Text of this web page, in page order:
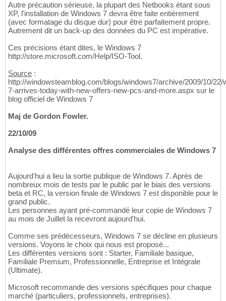
Autre précaution sérieuse, la plupart des Netbooks étant sous
XP, l'installation de Windows 7 devra être faite entièrement
(avec formatage du disque dur) pour être parfaitement propre.
Autrement dit un back-up des données du PC est impérative.
Ces précisions étant dites, le Windows 7
http://store.microsoft.com/Help/ISO-Tool.
Source :
http://windowsteamblog.com/blogs/windows7/archive/2009/10/22/
7-arrives-today-with-new-offers-new-pcs-and-more.aspx sur le
blog officiel de Windows 7
Maj de Gordon Fowler.
22/10/09
Analyse des différentes offres commerciales de Windows 7
Aujourd'hui a lieu la sortie publique de Windows 7. Après de
nombreux mois de tests par le public par le biais des versions
beta et RC, la version finale de Windows 7 est disponible pour le
grand public.
Les personnes ayant pré-commandé leur copie de Windows 7
au mois de Juillet la recevront aujourd'hui.
Comme ses prédécesseurs, Windows 7 se décline en plusieurs
versions. Voyons le choix qui nous est proposé...
Les différentes versions sont : Starter, Familiale basique,
Familiale Premium, Professionnelle, Entreprise et Intégrale
(Ultimate).
Microsoft recommande des versions spécifiques pour chaque
marché (particuliers, professionnels, entreprises).